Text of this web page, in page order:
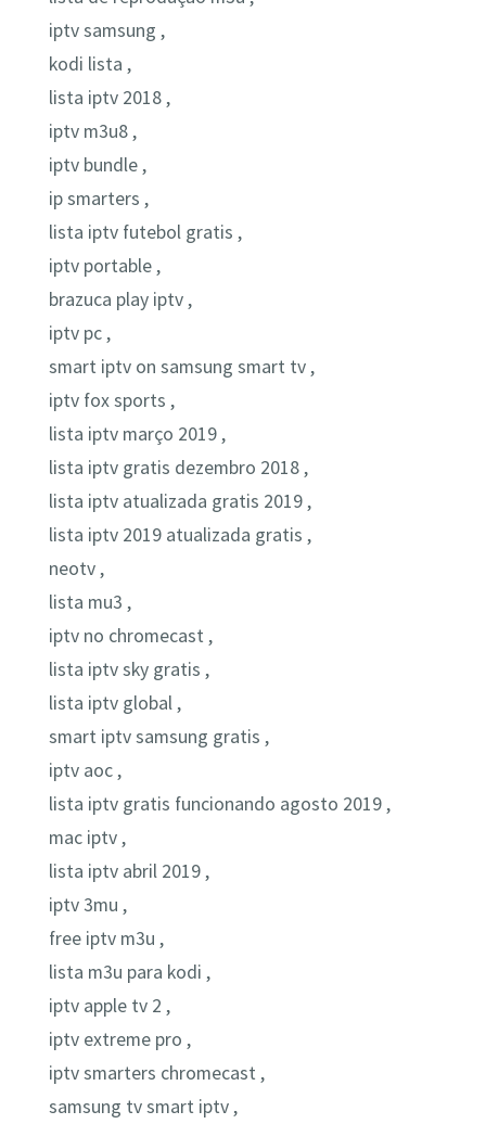
iptv samsung ,
kodi lista ,
lista iptv 2018 ,
iptv m3u8 ,
iptv bundle ,
ip smarters ,
lista iptv futebol gratis ,
iptv portable ,
brazuca play iptv ,
iptv pc ,
smart iptv on samsung smart tv ,
iptv fox sports ,
lista iptv março 2019 ,
lista iptv gratis dezembro 2018 ,
lista iptv atualizada gratis 2019 ,
lista iptv 2019 atualizada gratis ,
neotv ,
lista mu3 ,
iptv no chromecast ,
lista iptv sky gratis ,
lista iptv global ,
smart iptv samsung gratis ,
iptv aoc ,
lista iptv gratis funcionando agosto 2019 ,
mac iptv ,
lista iptv abril 2019 ,
iptv 3mu ,
free iptv m3u ,
lista m3u para kodi ,
iptv apple tv 2 ,
iptv extreme pro ,
iptv smarters chromecast ,
samsung tv smart iptv ,